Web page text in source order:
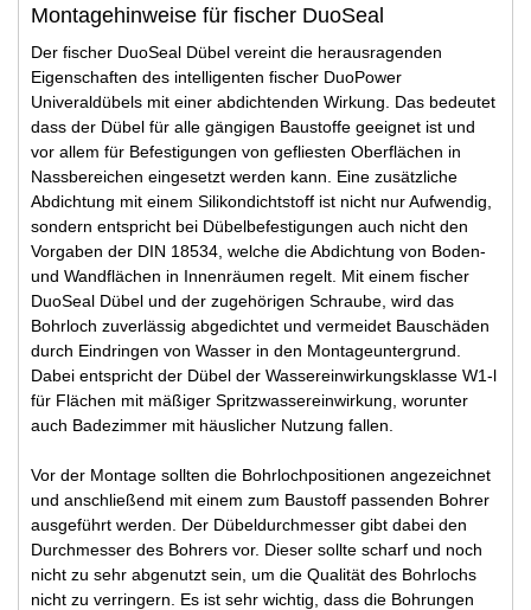
Montagehinweise für fischer DuoSeal
Der fischer DuoSeal Dübel vereint die herausragenden
Eigenschaften des intelligenten fischer DuoPower
Univeraldübels mit einer abdichtenden Wirkung. Das bedeutet
dass der Dübel für alle gängigen Baustoffe geeignet ist und
vor allem für Befestigungen von gefliesten Oberflächen in
Nassbereichen eingesetzt werden kann. Eine zusätzliche
Abdichtung mit einem Silikondichtstoff ist nicht nur Aufwendig,
sondern entspricht bei Dübelbefestigungen auch nicht den
Vorgaben der DIN 18534, welche die Abdichtung von Boden-
und Wandflächen in Innenräumen regelt. Mit einem fischer
DuoSeal Dübel und der zugehörigen Schraube, wird das
Bohrloch zuverlässig abgedichtet und vermeidet Bauschäden
durch Eindringen von Wasser in den Montageuntergrund.
Dabei entspricht der Dübel der Wassereinwirkungsklasse W1-l
für Flächen mit mäßiger Spritzwassereinwirkung, worunter
auch Badezimmer mit häuslicher Nutzung fallen.
Vor der Montage sollten die Bohrlochpositionen angezeichnet
und anschließend mit einem zum Baustoff passenden Bohrer
ausgeführt werden. Der Dübeldurchmesser gibt dabei den
Durchmesser des Bohrers vor. Dieser sollte scharf und noch
nicht zu sehr abgenutzt sein, um die Qualität des Bohrlochs
nicht zu verringern. Es ist sehr wichtig, dass die Bohrungen